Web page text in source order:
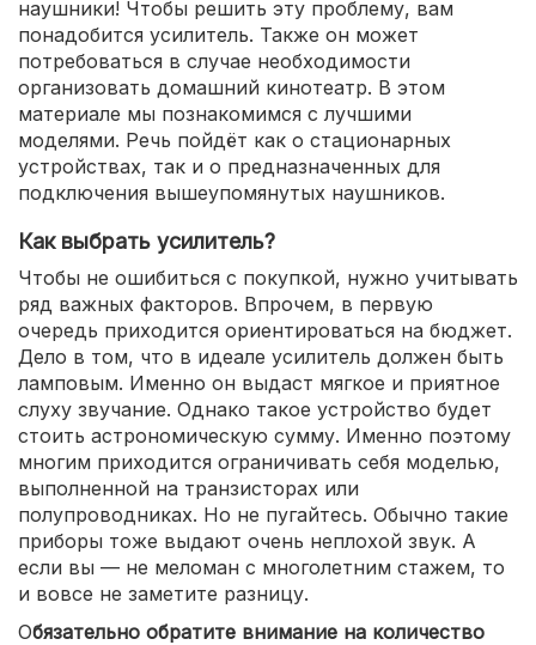
наушники! Чтобы решить эту проблему, вам
понадобится усилитель. Также он может
потребоваться в случае необходимости
организовать домашний кинотеатр. В этом
материале мы познакомимся с лучшими
моделями. Речь пойдёт как о стационарных
устройствах, так и о предназначенных для
подключения вышеупомянутых наушников.
Как выбрать усилитель?
Чтобы не ошибиться с покупкой, нужно учитывать
ряд важных факторов. Впрочем, в первую
очередь приходится ориентироваться на бюджет.
Дело в том, что в идеале усилитель должен быть
ламповым. Именно он выдаст мягкое и приятное
слуху звучание. Однако такое устройство будет
стоить астрономическую сумму. Именно поэтому
многим приходится ограничивать себя моделью,
выполненной на транзисторах или
полупроводниках. Но не пугайтесь. Обычно такие
приборы тоже выдают очень неплохой звук. А
если вы — не меломан с многолетним стажем, то
и вовсе не заметите разницу.
Обязательно обратите внимание на количество